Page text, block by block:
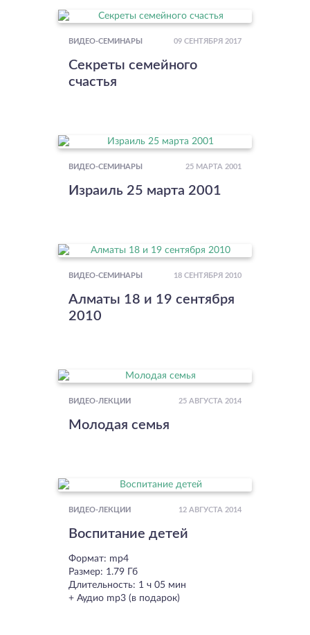
ВИДЕО-СЕМИНАРЫ 09 СЕНТЯБРЯ 2017
Секреты семейного
счастья
ВИДЕО-СЕМИНАРЫ 25 МАРТА 2001
Израиль 25 марта 2001
ВИДЕО-СЕМИНАРЫ 18 СЕНТЯБРЯ 2010
Алматы 18 и 19 сентября
2010
ВИДЕО-ЛЕКЦИИ 25 АВГУСТА 2014
Молодая семья
ВИДЕО-ЛЕКЦИИ 12 АВГУСТА 2014
Воспитание детей
Формат: mp4
Размер: 1.79 Гб
Длительность: 1 ч 05 мин
+ Аудио mp3 (в подарок)